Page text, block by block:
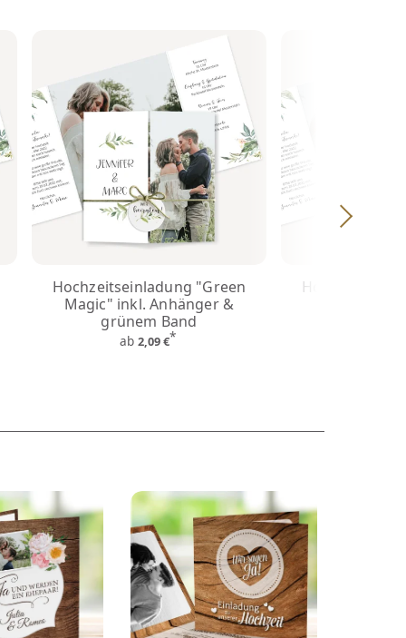
Hochzeitseinladung "Green
Magic" inkl. Anhänger &
grünem Band
ab 2,09 €*